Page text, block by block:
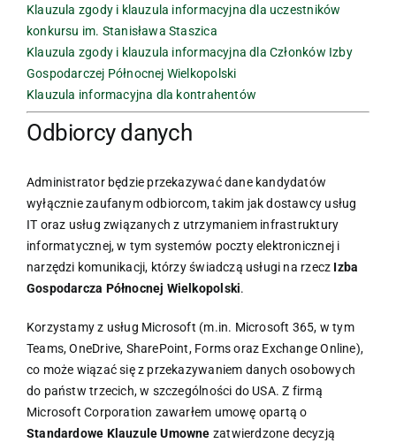
Klauzula zgody i klauzula informacyjna dla uczestników
konkursu im. Stanisława Staszica
Klauzula zgody i klauzula informacyjna dla Członków Izby
Gospodarczej Północnej Wielkopolski
Klauzula informacyjna dla kontrahentów
Odbiorcy danych
Administrator będzie przekazywać dane kandydatów
wyłącznie zaufanym odbiorcom, takim jak dostawcy usług
IT oraz usług związanych z utrzymaniem infrastruktury
informatycznej, w tym systemów poczty elektronicznej i
narzędzi komunikacji, którzy świadczą usługi na rzecz Izba
Gospodarcza Północnej Wielkopolski.
Korzystamy z usług Microsoft (m.in. Microsoft 365, w tym
Teams, OneDrive, SharePoint, Forms oraz Exchange Online),
co może wiązać się z przekazywaniem danych osobowych
do państw trzecich, w szczególności do USA. Z firmą
Microsoft Corporation zawarłem umowę opartą o
Standardowe Klauzule Umowne zatwierdzone decyzją